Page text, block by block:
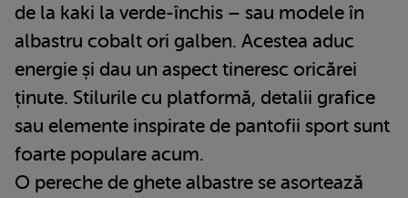
de la kaki la verde-închis – sau modele în
albastru cobalt ori galben. Acestea aduc
energie și dau un aspect tineresc oricărei
ținute. Stilurile cu platformă, detalii grafice
sau elemente inspirate de pantofii sport sunt
foarte populare acum.
O pereche de ghete albastre se asortează